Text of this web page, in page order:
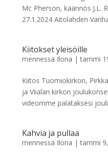
Mc Pherson, käännös J.L.
27.1.2024 Aitolahden
Kiitokset yleisöille
mennessä Ilona |tammi
Kiitos Tuomiokirkon,
ja Viialan kirkon
videomme palataksesi
Kahvia ja pullaa
mennessä Ilona |tammi